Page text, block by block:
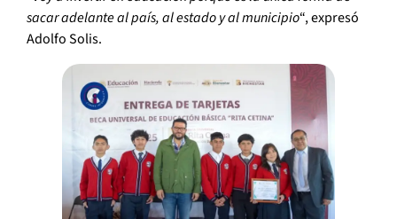
sacar adelante al país, al estado y al municipio“, expresó
Adolfo Solis.